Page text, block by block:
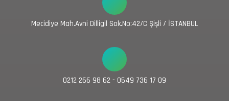
Mecidiye Mah.Avni Dilligil Sok.No:42/C Şişli / İSTANBUL
0212 266 98 62 - 0549 736 17 09